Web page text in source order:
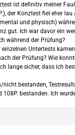
ist definitiv meiner
der Konztest fiel eher lau
und physisch)
gut. Ich war davor ein
während der Prüfung?
einzelnen Untertests
der Prüfung? Wie
lange sicher, dass ich
bestanden,
108P. bestanden. Ich